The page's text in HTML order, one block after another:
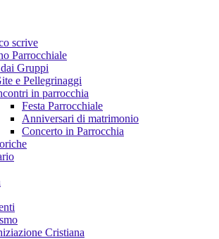
scrive
Parrocchiale
Gruppi
e Pellegrinaggi
in parrocchia
Festa Parrocchiale
Anniversari di matrimonio
Concerto in Parrocchia
Cristiana